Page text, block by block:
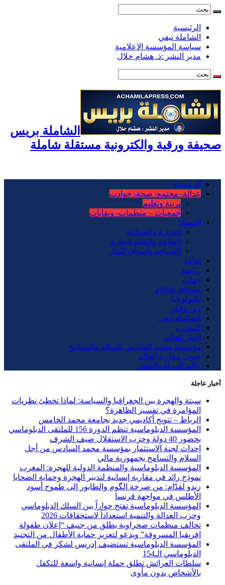
الرئيسية
الشاملة تيفي
سياسة المؤسسة الاعلامية
مدير النشر :ذ. هشام حلال
الشاملة بريس
صحيفة ورقية والكترونية مستقلة شاملة
الرئيسية
عدالة- مجتمع- صحة- حوادت
تربية وتعليم
جمعيات – منظمات- ونقابات
اقتصاد
التجارة والصناعة
الفلاحة والصيد البحري
السياحة وأسواق المال
ثقافة
رياضة
جهات
صحافة وإعلام
تكنولوجيا
دين وفكر
الشاملة تيفي
المغرب
أخبار العالم
مؤسسة محمد السادس للسلام والتسامح
صوت مغاربة العالم
عالم المرأة والطفل
أخبار عاجلة
سبتة والهجرة بين الجغرافيا والسياسة: لماذا تخطئ نظريات
المؤامرة في تفسير الظاهرة؟
الرباط – تتويج أكاديمي جديد بجامعة محمد الخامس
المؤسسة الدبلوماسية تنظم الدورة 156 للملتقى الدبلوماسي
بحضور 40 دولة وحزب الاستقلال ضيف الشرف
إحداث لجنة الاستثمار بمؤسسة محمد السادس من أجل
السلام والتسامح بجمهورية مالي
المؤسسة الدبلوماسية والمنظمة الدولية للهجرة: المغرب
نموذج رائد في مقاربة إنسانية لتدبير الهجرة وحماية الضحايا
زيدو لقدّام: من صرخة الگوم والطابور إلى طموح أسود
الأطلس في مواجهة فرنسا
المؤسسة الدبلوماسية تفتح حواراً بين السلك الدبلوماسي
وحزب العدالة والتنمية استعداداً لاستحقاقات 2026
تحالف منظمات صحراوية يطلق من جنيف “إعلان طفولة
إفريقيا المسروقة” ويدعو لتعزيز حماية الأطفال من التجنيد
المؤسسة الدبلوماسية تستضيف إدريس لشكر في الملتقى
الدبلوماسي الـ154
سلطات العرائش تطلق حملة إنسانية واسعة للتكفل
بالأشخاص بدون مأوى